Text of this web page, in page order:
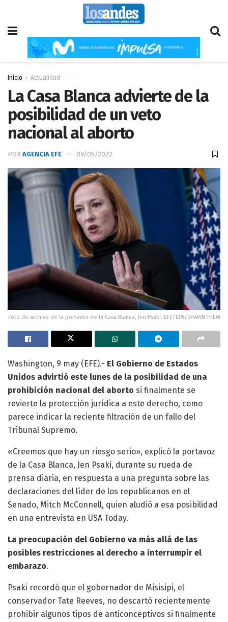
Inicio Actualidad
La Casa Blanca advierte de la
posibilidad de un veto
nacional al aborto
POR AGENCIA EFE 09/05/2022
Foto de archivo de la portavoz de la Casa Blanca, Jen Psaki. EFE/EPA/SHAWN THEW
Washington, 9 may (EFE).- El Gobierno de Estados
Unidos advirtió este lunes de la posibilidad de una
prohibición nacional del aborto si finalmente se
revierte la protección jurídica a este derecho, como
parece indicar la reciente filtración de un fallo del
Tribunal Supremo.
«Creemos que hay un riesgo serio», explicó la portavoz
de la Casa Blanca, Jen Psaki, durante su rueda de
prensa diaria, en respuesta a una pregunta sobre las
declaraciones del líder de los republicanos en el
Senado, Mitch McConnell, quien aludió a esa posibilidad
en una entrevista en USA Today.
La preocupación del Gobierno va más allá de las
posibles restricciones al derecho a interrumpir el
embarazo.
Psaki recordó que el gobernador de Misisipi, el
conservador Tate Reeves, no descartó recientemente
prohibir algunos tipos de anticonceptivos si finalmente